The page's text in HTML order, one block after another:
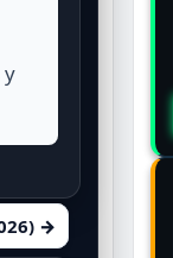
y
→